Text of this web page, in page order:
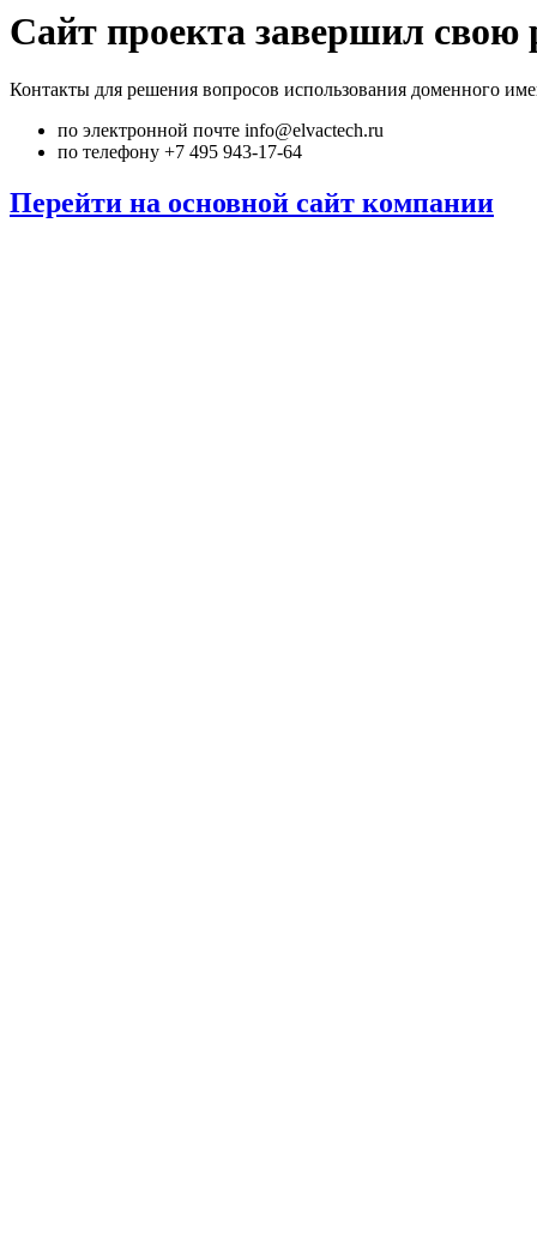
Сайт проекта завершил свою
Контакты для решения вопросов использования доменного
по электронной почте info@elvactech.ru
по телефону +7 495 943-17-64
Перейти на основной сайт компании